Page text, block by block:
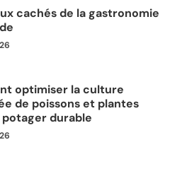
cachés de la gastronomie
optimiser la culture
de poissons et plantes
durable